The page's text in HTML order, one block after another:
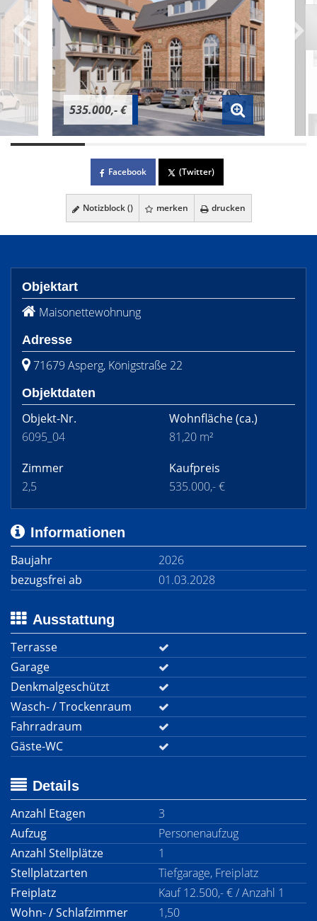
535.000,- €
Facebook (Twitter)
Notizblock () merken drucken
Objektart
Maisonettewohnung
Adresse
71679 Asperg, Königstraße 22
Objektdaten
Objekt-Nr.
6095_04
Wohnfläche(ca.)
81,20 m²
Zimmer
2,5
Kaufpreis
535.000,- €
Informationen
Baujahr
2026
bezugsfrei ab
01.03.2028
Ausstattung
Terrasse
Garage
Denkmalgeschützt
Wasch- / Trockenraum
Fahrradraum
Gäste-WC
Details
Anzahl Etagen
3
Aufzug
Personenaufzug
Anzahl Stellplätze
1
Stellplatzarten
Tiefgarage, Freiplatz
Freiplatz
Kauf 12.500,- € / Anzahl 1
Wohn- / Schlafzimmer
1,50